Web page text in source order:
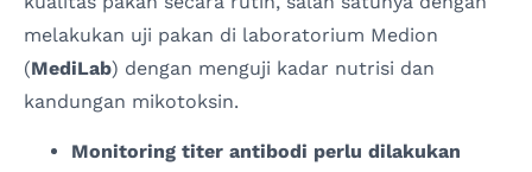
melakukan uji pakan di laboratorium Medion
(MediLab) dengan menguji kadar nutrisi dan
kandungan mikotoksin.
Monitoring titer antibodi perlu dilakukan